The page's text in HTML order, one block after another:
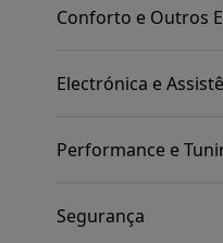
Conforto e Outros
Electrónica e
Performance e
Segurança